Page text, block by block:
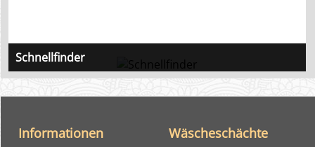
Schnellfinder
Anhand der Schemazeichnung zu den Artikeln
Wäscheschächte
Informationen